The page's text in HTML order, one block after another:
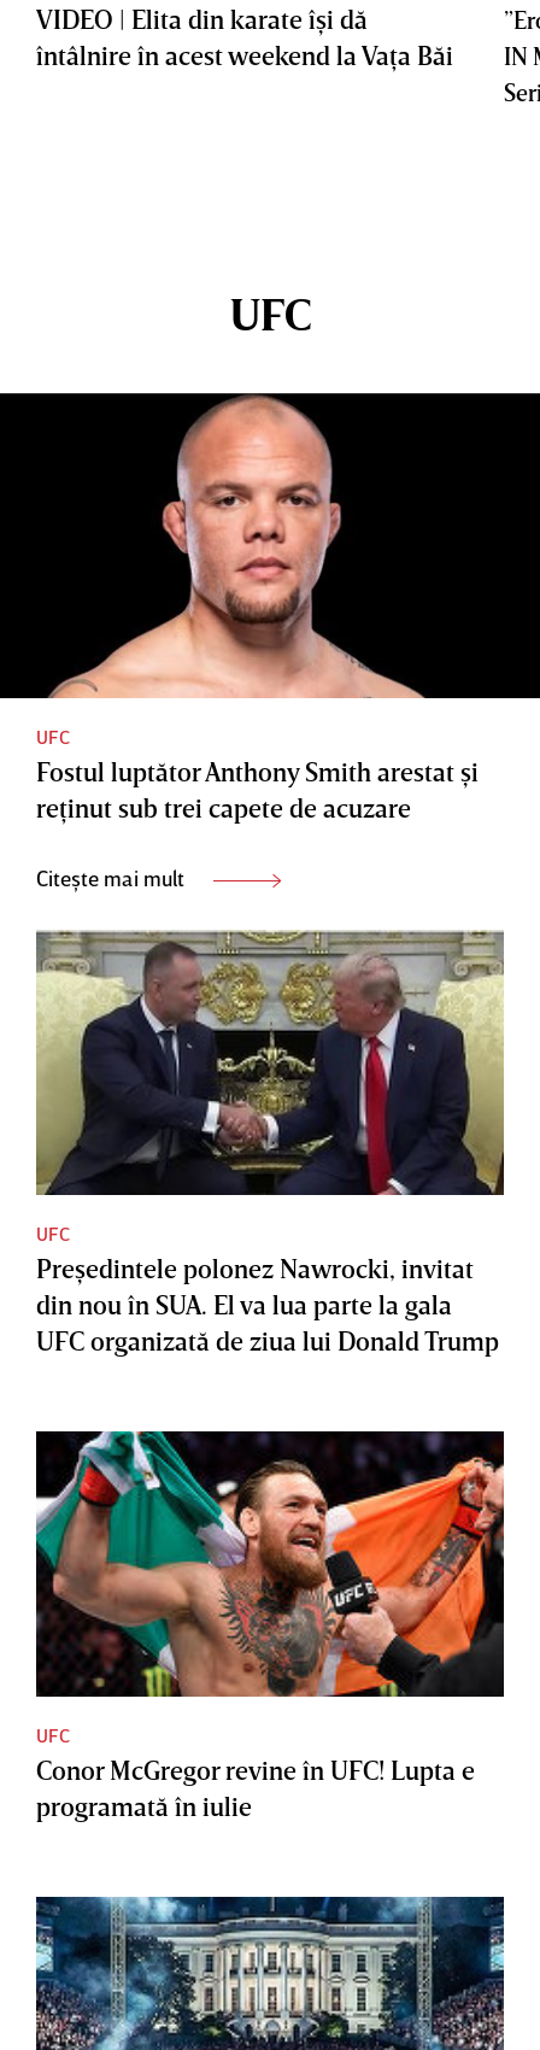
VIDEO | Elita din karate îşi dă
întâlnire în acest weekend la Vaţa Băi
IN
UFC
UFC
Fostul luptător Anthony Smith arestat şi
reţinut sub trei capete de acuzare
Citește mai mult
UFC
Preşedintele polonez Nawrocki, invitat
din nou în SUA. El va lua parte la gala
UFC organizată de ziua lui Donald Trump
UFC
Conor McGregor revine în UFC! Lupta e
programată în iulie